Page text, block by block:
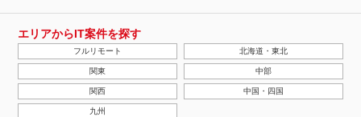
正、その他個人情報の安全管理のために必要かつ適切な措置を講じ
ます。
当社の個人情報の取扱いに関する苦情、相談等の問合せ先
株式会社ＰＥ－ＢＡＮＫ 個人情報相談窓口
FAX：03-3446-4180
Email：privacy@mcea.co.jp
【2019年10月7日 改訂】
エリアからIT案件を探す
フルリモート 北海道・東北
関東 中部
関西 中国・四国
九州